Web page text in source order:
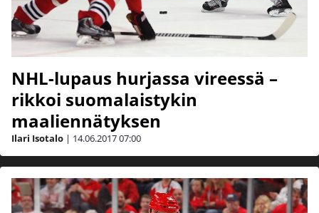
NHL-lupaus hurjassa vireessä –
rikkoi suomalaistykin
maaliennätyksen
Ilari Isotalo | 14.06.201707:00